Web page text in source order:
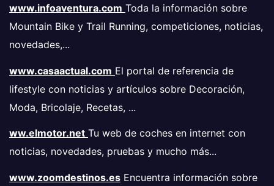
www.infoaventura.com Toda la información sobre
Mountain Bike y Trail Running, competiciones, noticias,
novedades,...
www.casaactual.com El portal de referencia de
lifestyle con noticias y artículos sobre Decoración,
Moda, Bricolaje, Recetas, ...
ww.elmotor.net Tu web de coches en internet con
noticias, novedades, pruebas y mucho más...
www.zoomdestinos.es Encuentra información sobre